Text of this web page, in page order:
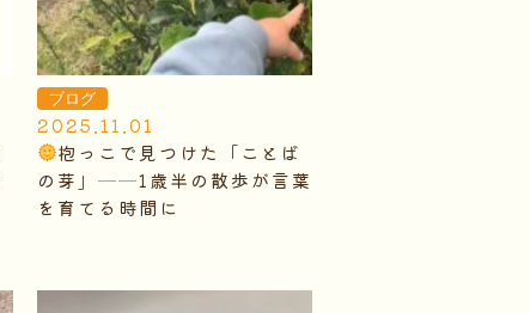
ブログ
2025.11.01
抱っこで見つけた「ことば
の芽」──1歳半の散歩が言葉
を育てる時間に